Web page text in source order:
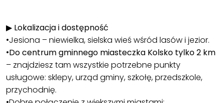
▶ Lokalizacja i dostępność
•Jesiona – niewielka, sielska wieś wśród lasów i jezior.
•Do centrum gminnego miasteczka Kolsko tylko 2 km
– znajdziesz tam wszystkie potrzebne punkty
usługowe: sklepy, urząd gminy, szkołę, przedszkole,
przychodnię.